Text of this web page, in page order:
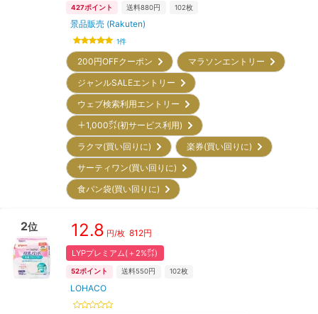
427ポイント 送料880円 102枚
景品販売 (Rakuten)
1件
200円OFFクーポン
マラソンエントリー
ジャンルSALEエントリー
ウェブ検索利用エントリー
＋1,000㌽(初サービス利用)
ラクマ(買い回りに)
楽券(買い回りに)
サーティワン(買い回りに)
食パン袋(買い回りに)
2位 12.8 円/枚 812円
LYPプレミアム(＋2%㌽)
52ポイント 送料550円 102枚
LOHACO